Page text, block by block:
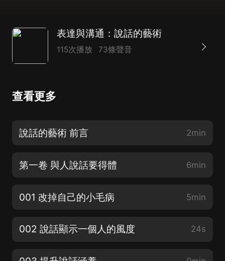
表達與溝通：說話的藝術
115次播放 73條聲音
查看更多
說話的藝術 前言 2min
第一卷 與人說話要得體 6min
001 改掉自己的小毛病 5min
002 說話顯示一個人的風度 24s